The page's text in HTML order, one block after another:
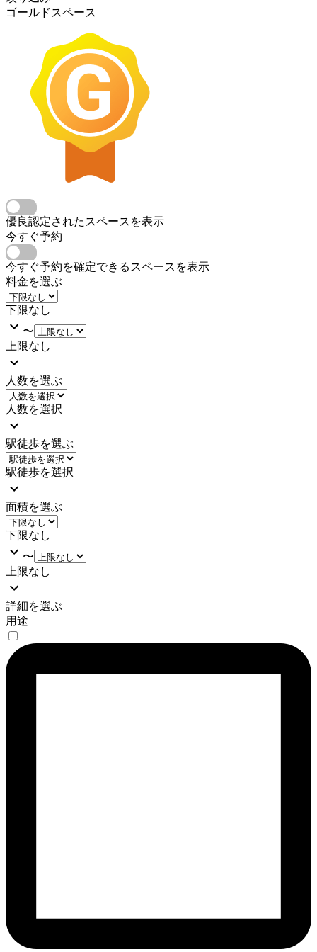
ゴールドスペース
優良認定されたスペースを表示
今すぐ予約
今すぐ予約を確定できるスペースを表示
料金を選ぶ
下限なし
〜
上限なし
人数を選ぶ
人数を選択
駅徒歩を選ぶ
駅徒歩を選択
面積を選ぶ
下限なし
〜
上限なし
詳細を選ぶ
用途